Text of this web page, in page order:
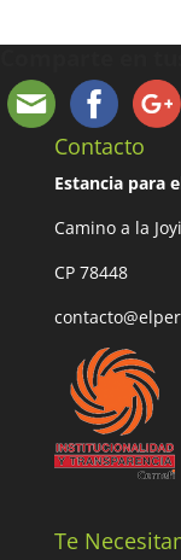
Contacto
Estancia para
Camino a la
CP 78448
Te